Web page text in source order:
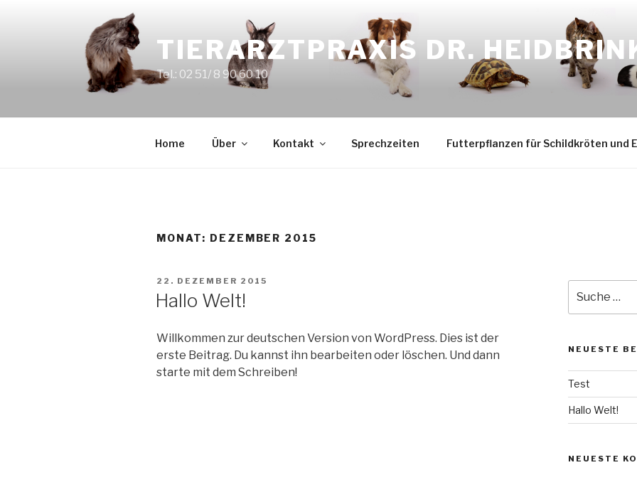
TIERARZTPRAXIS DR.
Tel.: 02 51/ 8 90 60 10
Home Über Kontakt Sprechzeiten Futterpflanzen für Schildkröten und
MONAT: DEZEMBER 2015
VERÖFFENTLICHT
22. DEZEMBER 2015
Hallo Welt!
Willkommen zur deutschen Version von WordPress. Dies ist der
erste Beitrag. Du kannst ihn bearbeiten oder löschen. Und dann
starte mit dem Schreiben!
nach:
NEUESTE
Test
Hallo Welt!
NEUESTE